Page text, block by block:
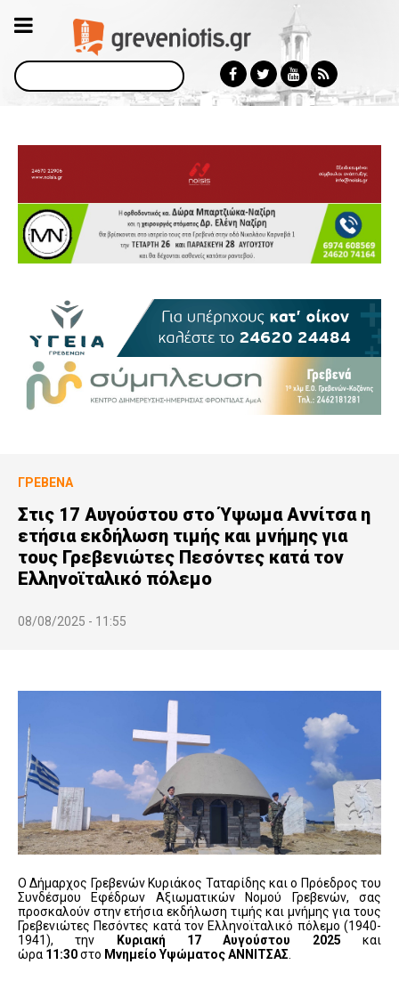
Αναζήτηση
ΓΡΕΒΕΝΆ
Στις 17 Αυγούστου στο Ύψωμα Αννίτσα η
ετήσια εκδήλωση τιμής και μνήμης για
τους Γρεβενιώτες Πεσόντες κατά τον
Ελληνοϊταλικό πόλεμο
08/08/2025 - 11:55
Ο Δήμαρχος Γρεβενών Κυριάκος Ταταρίδης και ο Πρόεδρος του
Συνδέσμου Εφέδρων Αξιωματικών Νομού Γρεβενών, σας
προσκαλούν στην ετήσια εκδήλωση τιμής και μνήμης για τους
Γρεβενιώτες Πεσόντες κατά τον Ελληνοϊταλικό πόλεμο (1940-
1941), την
Κυριακή 17 Αυγούστου 2025 και
ώρα 11:30στο Μνημείο Υψώματος ΑΝΝΙΤΣΑΣ